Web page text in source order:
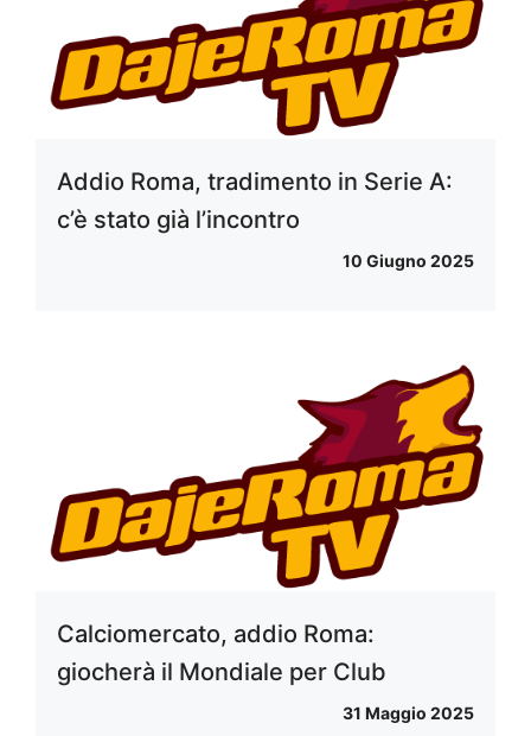
Addio Roma, tradimento in Serie A:
c’è stato già l’incontro
10 Giugno 2025
Calciomercato, addio Roma:
giocherà il Mondiale per Club
31 Maggio 2025